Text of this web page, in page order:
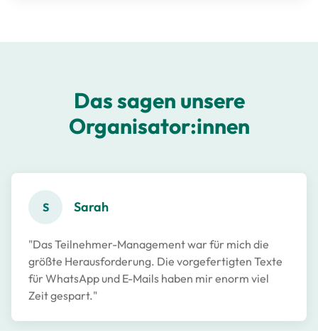
Das sagen unsere
Organisator:innen
S Sarah
"Das Teilnehmer-Management war für mich die
größte Herausforderung. Die vorgefertigten Texte
für WhatsApp und E-Mails haben mir enorm viel
Zeit gespart."